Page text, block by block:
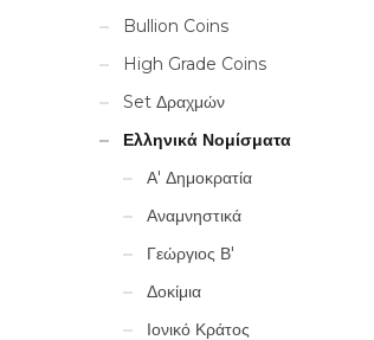
Bullion Coins
High Grade Coins
Set Δραχμών
Ελληνικά Νομίσματα
Α' Δημοκρατία
Αναμνηστικά
Γεώργιος Β'
Δοκίμια
Ιονικό Κράτος